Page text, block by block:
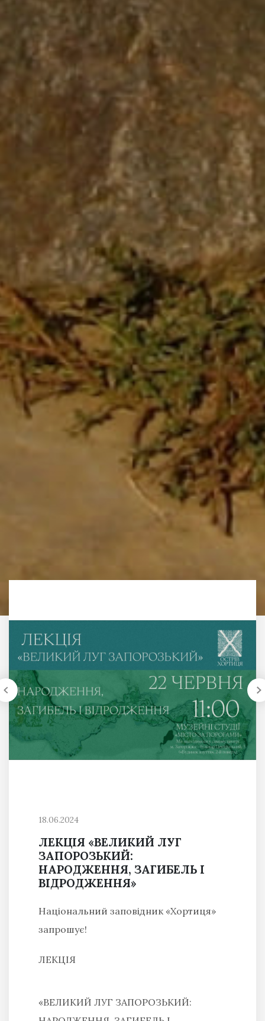
18.06.2024
ЛЕКЦІЯ «ВЕЛИКИЙ ЛУГ
ЗАПОРОЗЬКИЙ:
НАРОДЖЕННЯ, ЗАГИБЕЛЬ І
ВІДРОДЖЕННЯ»
Національний заповідник «Хортиця»
запрошує!
ЛЕКЦІЯ
«ВЕЛИКИЙ ЛУГ ЗАПОРОЗЬКИЙ: